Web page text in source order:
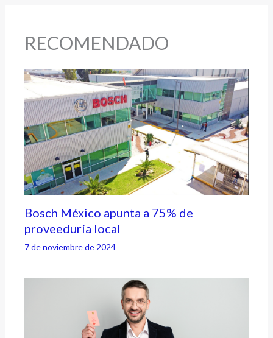
RECOMENDADO
Bosch México apunta a 75% de
proveeduría local
7 de noviembre de 2024